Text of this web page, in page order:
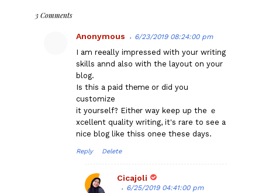
3 Comments
Anonymous 6/23/2019 08:24:00 pm
I am reеally impressed with your writing
skills annd also with the layout on your
blog.
Is this a paid thеmе or did you
customize
it yourself? Eithеr way keep up the ｅ
xcellеnt quality writing, it's rare to see a
nice blog like thiss onee these days.
Reply Delete
Cicajoli
6/25/2019 04:41:00 pm